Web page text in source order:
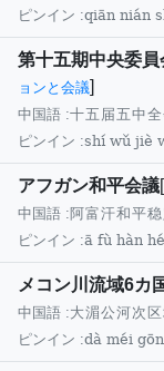
ピンイン :qiān nián
第十五期中央委
ョンと会議]
中国語 :十五届五中全
ピンイン :shí wǔ jiè
アフガン和平会議[
中国語 : 阿富汗和平
ピンイン :ā fù hàn
メコン川流域6カ
中国語 :大湄公河次
ピンイン :dà méi